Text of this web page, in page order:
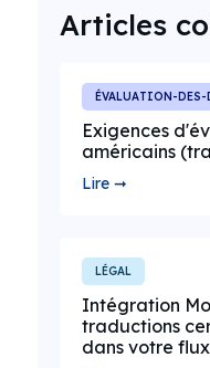
Articles
ÉVALUATION-DES-
Exigences
américains
Lire ➞
LÉGAL
Intégration
traductions
dans votre